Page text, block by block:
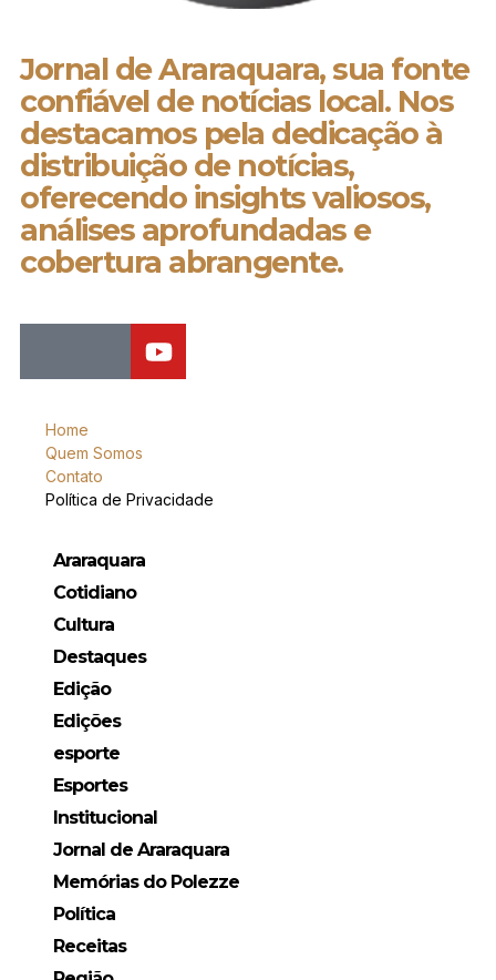
Jornal de Araraquara, sua fonte
confiável de notícias local. Nos
destacamos pela dedicação à
distribuição de notícias,
oferecendo insights valiosos,
análises aprofundadas e
cobertura abrangente.
Home
Quem Somos
Contato
Política de Privacidade
Araraquara
Cotidiano
Cultura
Destaques
Edição
Edições
esporte
Esportes
Institucional
Jornal de Araraquara
Memórias do Polezze
Política
Receitas